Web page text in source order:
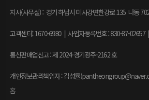
지사(사무실) : 경기 하남시 미사강변한강로 135 나동
고객센터: 1670-6980 | 사업자등록번호 : 830-87-02657 |
통신판매업신고 : 제 2024-경기광주-2162 호
개인정보관리책임자 : 김성률
홈